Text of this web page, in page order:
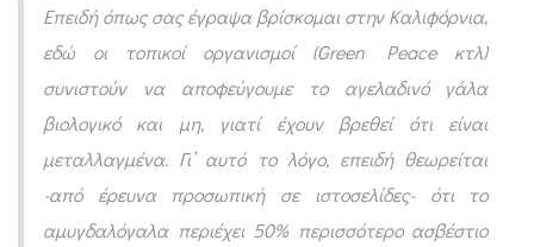
Επειδή όπως σας έγραψα βρίσκομαι στην Καλιφόρνια,
εδώ οι τοπικοί οργανισμοί (Green Peace κτλ)
συνιστούν να αποφεύγουμε το αγελαδινό γάλα
βιολογικό και μη, γιατί έχουν βρεθεί ότι είναι
μεταλλαγμένα. Γι’ αυτό το λόγο, επειδή θεωρείται
-από έρευνα προσωπική σε ιστοσελίδες- ότι το
αμυγδαλόγαλα περιέχει 50% περισσότερο ασβέστιο